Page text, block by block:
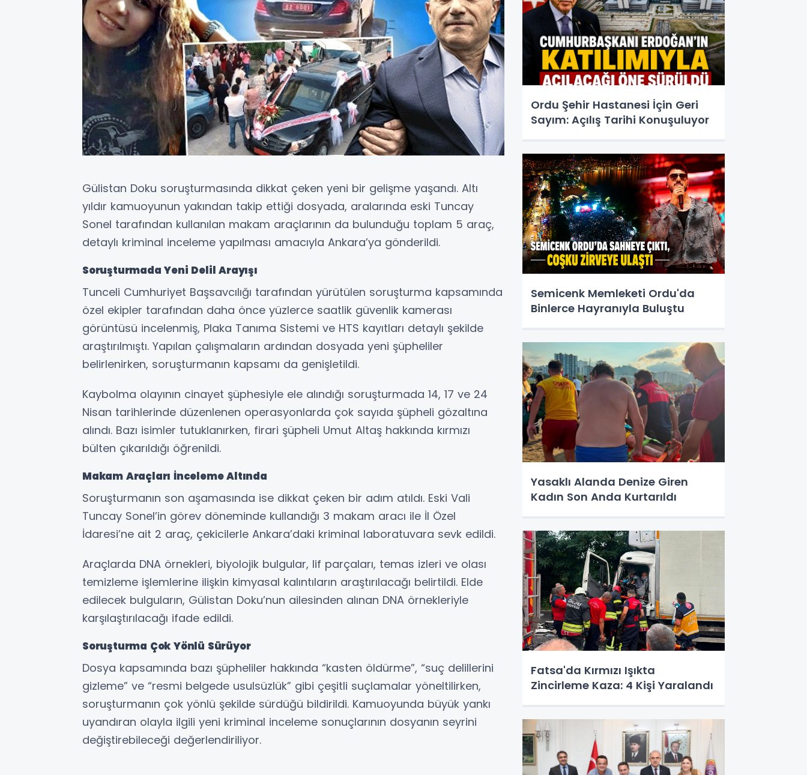
Gülistan Doku soruşturmasında dikkat çeken yeni bir gelişme yaşandı. Altı
yıldır kamuoyunun yakından takip ettiği dosyada, aralarında eski Tuncay
Sonel tarafından kullanılan makam araçlarının da bulunduğu toplam 5 araç,
detaylı kriminal inceleme yapılması amacıyla Ankara’ya gönderildi.
Soruşturmada Yeni Delil Arayışı
Tunceli Cumhuriyet Başsavcılığı tarafından yürütülen soruşturma kapsamında
özel ekipler tarafından daha önce yüzlerce saatlik güvenlik kamerası
görüntüsü incelenmiş, Plaka Tanıma Sistemi ve HTS kayıtları detaylı şekilde
araştırılmıştı. Yapılan çalışmaların ardından dosyada yeni şüpheliler
belirlenirken, soruşturmanın kapsamı da genişletildi.
Kaybolma olayının cinayet şüphesiyle ele alındığı soruşturmada 14, 17 ve 24
Nisan tarihlerinde düzenlenen operasyonlarda çok sayıda şüpheli gözaltına
alındı. Bazı isimler tutuklanırken, firari şüpheli Umut Altaş hakkında kırmızı
bülten çıkarıldığı öğrenildi.
Makam Araçları İnceleme Altında
Soruşturmanın son aşamasında ise dikkat çeken bir adım atıldı. Eski Vali
Tuncay Sonel’in görev döneminde kullandığı 3 makam aracı ile İl Özel
İdaresi’ne ait 2 araç, çekicilerle Ankara’daki kriminal laboratuvara sevk edildi.
Araçlarda DNA örnekleri, biyolojik bulgular, lif parçaları, temas izleri ve olası
temizleme işlemlerine ilişkin kimyasal kalıntıların araştırılacağı belirtildi. Elde
edilecek bulguların, Gülistan Doku’nun ailesinden alınan DNA örnekleriyle
karşılaştırılacağı ifade edildi.
Soruşturma Çok Yönlü Sürüyor
Dosya kapsamında bazı şüpheliler hakkında “kasten öldürme”, “suç delillerini
gizleme” ve “resmi belgede usulsüzlük” gibi çeşitli suçlamalar yöneltilirken,
soruşturmanın çok yönlü şekilde sürdüğü bildirildi. Kamuoyunda büyük yankı
uyandıran olayla ilgili yeni kriminal inceleme sonuçlarının dosyanın seyrini
değiştirebileceği değerlendiriliyor.
Ordu Şehir Hastanesi İçin Geri
Sayım: Açılış Tarihi Konuşuluyor
Semicenk Memleketi Ordu'da
Binlerce Hayranıyla Buluştu
Yasaklı Alanda Denize Giren
Kadın Son Anda Kurtarıldı
Fatsa'da Kırmızı Işıkta
Zincirleme Kaza: 4 Kişi Yaralandı